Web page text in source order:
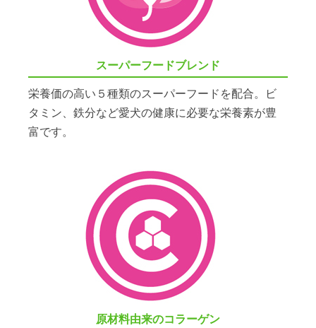
スーパーフードブレンド
栄養価の高い５種類のスーパーフードを配合。ビ
タミン、鉄分など愛犬の健康に必要な栄養素が豊
富です。
原材料由来のコラーゲン